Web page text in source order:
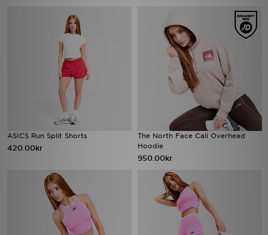
ASICS Run Split Shorts
420.00kr
The North Face Cali Overhead
Hoodie
950.00kr